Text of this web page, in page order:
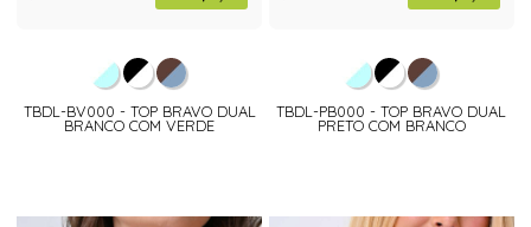
TBDL-BV000 - TOP BRAVO DUAL
BRANCO COM VERDE
TBDL-PB000 - TOP BRAVO DUAL
PRETO COM BRANCO